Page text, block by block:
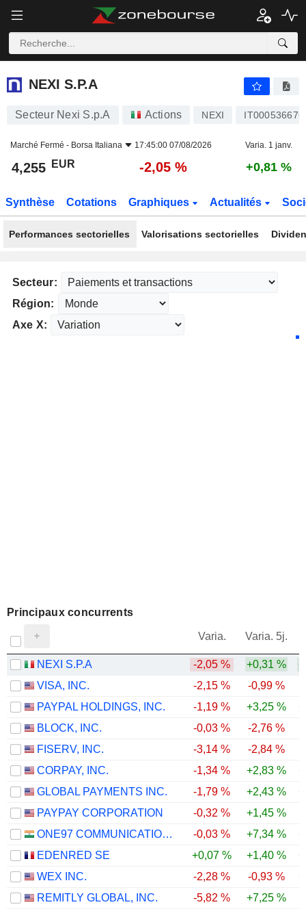
NEXI S.P.A
NEXI S.P.A
Secteur Nexi S.p.A Actions NEXI
Marché Fermé - Borsa Italiana 17:45:00 07/08/2026 Varia. 1 janv.
4,255 EUR -2,05 % +0,81 %
Synthèse Cotations Graphiques Actualités
Performances sectorielles Valorisations sectorielles
Secteur:
Région:
Axe X:
Principaux concurrents
Varia. Varia. 5j.
NEXI S.P.A
-2,05 % +0,31 %
VISA, INC.
-2,15 % -0,99 %
PAYPAL HOLDINGS, INC.
-1,19 % +3,25 %
BLOCK, INC.
-0,03 % -2,76 %
FISERV, INC.
-3,14 % -2,84 %
CORPAY, INC.
-1,34 % +2,83 %
GLOBAL PAYMENTS INC.
-1,79 % +2,43 %
PAYPAY CORPORATION
-0,32 % +1,45 %
ONE97 COMMUNICATIONS LIMITED
-0,03 % +7,34 %
EDENRED SE
+0,07 % +1,40 %
WEX INC.
-2,28 % -0,93 %
REMITLY GLOBAL, INC.
-5,82 % +7,25 %